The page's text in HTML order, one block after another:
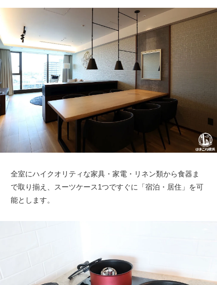
全室にハイクオリティな家具・家電・リネン類から食器ま
で取り揃え、スーツケース1つですぐに「宿泊・居住」を可
能とします。